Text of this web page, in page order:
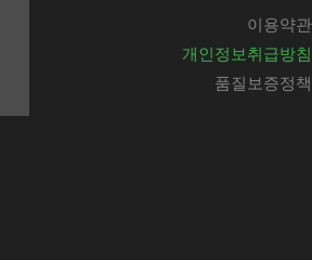
이용약관
개인정보취급방침
품질보증정책